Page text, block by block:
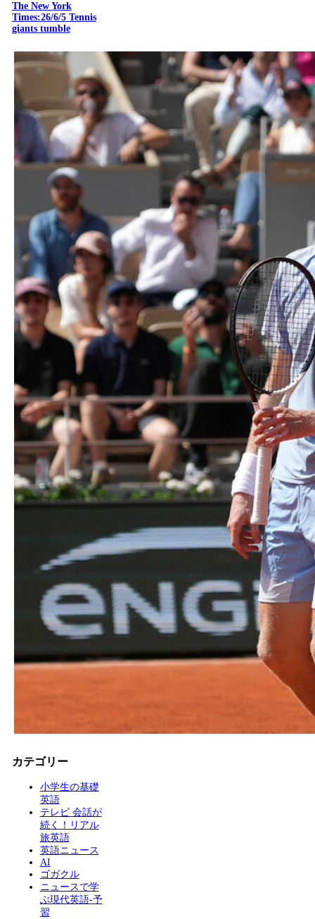
The New York
Times:26/6/5 Tennis
giants tumble
カテゴリー
小学生の基礎
英語
テレビ 会話が
続く！リアル
旅英語
英語ニュース
AI
ゴガクル
ニュースで学
ぶ現代英語-予
習